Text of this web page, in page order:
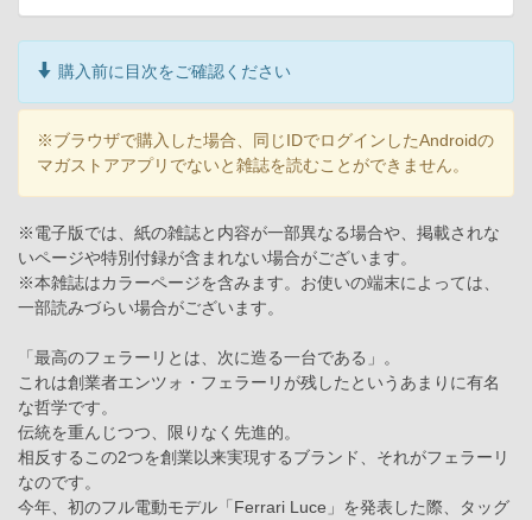
購入前に目次をご確認ください
※ブラウザで購入した場合、同じIDでログインしたAndroidの
マガストアアプリでないと雑誌を読むことができません。
※電子版では、紙の雑誌と内容が一部異なる場合や、掲載されな
いページや特別付録が含まれない場合がございます。
※本雑誌はカラーページを含みます。お使いの端末によっては、
一部読みづらい場合がございます。
「最高のフェラーリとは、次に造る一台である」。
これは創業者エンツォ・フェラーリが残したというあまりに有名
な哲学です。
伝統を重んじつつ、限りなく先進的。
相反するこの2つを創業以来実現するブランド、それがフェラーリ
なのです。
今年、初のフル電動モデル「Ferrari Luce」を発表した際、タッグ